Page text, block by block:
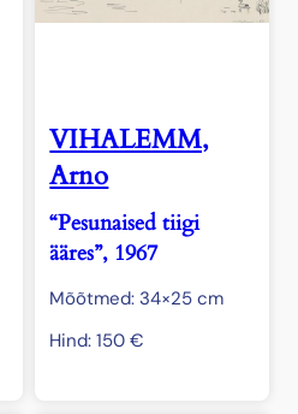
VIHALEMM,
Arno
“Pesunaised tiigi
ääres”, 1967
Mõõtmed: 34×25 cm
Hind:150€